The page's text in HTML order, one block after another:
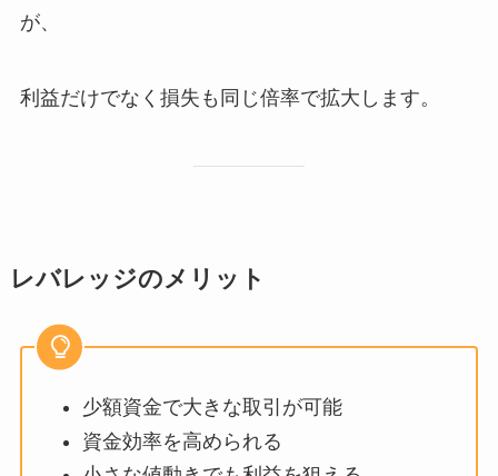
が、
利益だけでなく損失も同じ倍率で拡大します。
レバレッジのメリット
少額資金で大きな取引が可能
資金効率を高められる